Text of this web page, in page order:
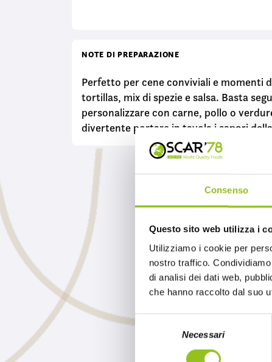
Consenso
Questo sito web utilizza i
Utilizziamo i cookie per
nostro traffico.
di analisi dei dati web,
che hanno raccolto dal suo
S
Necessari
NOTE DI PREPARAZIONE
Perfetto per cene conviviali e momenti
tortillas, mix di spezie e salsa. Basta
personalizzare con carne, pollo o
divertente portare in tavola i sapori
INVIACI UN MESSAGGIO